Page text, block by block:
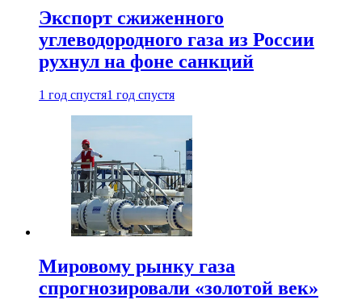
Экспорт сжиженного
углеводородного газа из России
рухнул на фоне санкций
1 год спустя1 год спустя
Мировому рынку газа
спрогнозировали «золотой век»